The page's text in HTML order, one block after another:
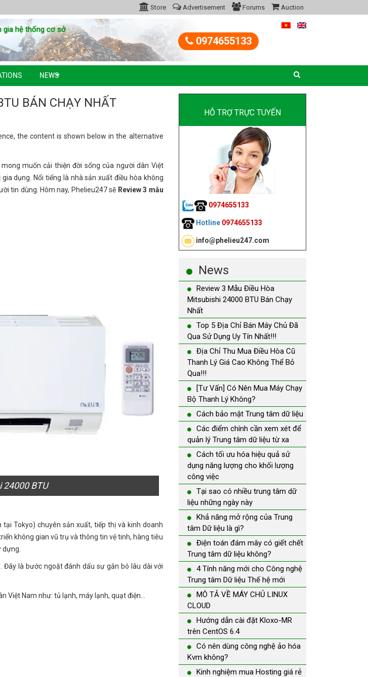
Store Advertisement Forums Auction
gia hệ thống cơ sở
0974655133
NEWS
BÁN CHẠY NHẤT
the content is shown below in the alternative
muốn cải thiện đời sống của người dân Việt
dụng. Nổi tiếng là nhà sản xuất điều hòa không
tin dùng. Hôm nay, Phelieu247 sẽ Review 3 mẫu
24000 BTU
Tokyo) chuyên sản xuất, tiếp thị và kinh doanh
không gian vũ trụ và thông tin vệ tinh, hàng tiêu
Đây là bước ngoặt đánh dấu sự gắn bó lâu dài với
Việt Nam như: tủ lạnh, máy lạnh, quạt điện…
HỖ TRỢ TRỰC TUYẾN
0974655133
Hotline 0974655133
info@phelieu247.com
News
Review 3 Mẫu Điều Hòa
Mitsubishi 24000 BTU Bán Chạy
Nhất
Top 5 Địa Chỉ Bán Máy Chủ Đã
Qua Sử Dụng Uy Tín Nhất!!!
Địa Chỉ Thu Mua Điều Hòa Cũ
Thanh Lý Giá Cao Không Thể Bỏ
Qua!!!
[Tư Vấn] Có Nên Mua Máy Chạy
Bộ Thanh Lý Không?
Cách bảo mật Trung tâm dữ liệu
Các điểm chính cần xem xét để
quản lý Trung tâm dữ liệu từ xa
Cách tối ưu hóa hiệu quả sử
dụng năng lượng cho khối lượng
công việc
Tại sao có nhiều trung tâm dữ
liệu những ngày này
Khả năng mở rộng của Trung
tâm Dữ liệu là gì?
Điện toán đám mây có giết chết
Trung tâm dữ liệu không?
4 Tính năng mới cho Công nghệ
Trung tâm Dữ liệu Thế hệ mới
MÔ TẢ VỀ MÁY CHỦ LINUX
CLOUD
Hướng dẫn cài đặt Kloxo-MR
trên CentOS 6.4
Có nên dùng công nghệ ảo hóa
Kvm không?
Kinh nghiệm mua Hosting giá rẻ